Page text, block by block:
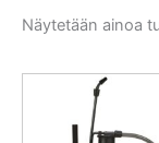
Näytetään ainoa